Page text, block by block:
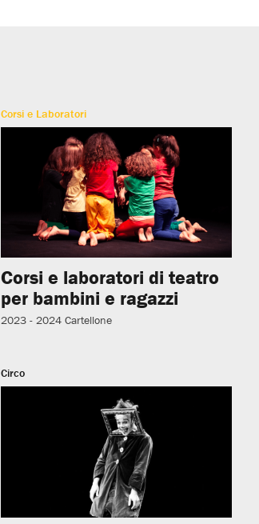
Corsi e Laboratori
Corsi e laboratori di teatro
per bambini e ragazzi
2023 - 2024 Cartellone
Circo